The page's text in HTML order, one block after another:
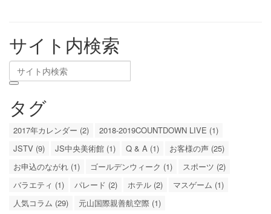
サイト内検索
タグ
2017年カレンダー (2)
2018-2019COUNTDOWN LIVE (1)
JSTV (9)
JS中央美術館 (1) Q & A (1)
お客様の声 (25)
お申込のながれ (1)
ゴールデンウィーク (1)
スポーツ (2)
バラエティ (1)
パレード (2) ホテル (2)
マスゲーム (1)
人気コラム (29)
元山国際親善航空際 (1)